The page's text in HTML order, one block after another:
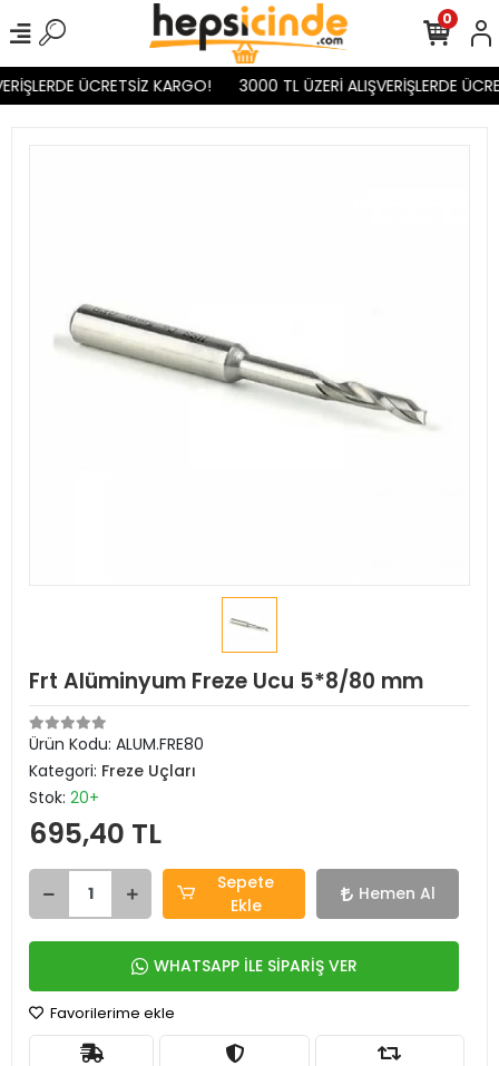
ÜCRETSİZ KARGO! 3000 TL ÜZERİ ALIŞVERİŞLERDE
0
Frt Alüminyum Freze Ucu 5*8/80 mm
Ürün Kodu: ALUM.FRE80
Kategori: Freze Uçları
Stok: 20+
695,40 TL
Sepete
Ekle
Hemen Al
WHATSAPP İLE SİPARİŞ VER
Favorilerime ekle